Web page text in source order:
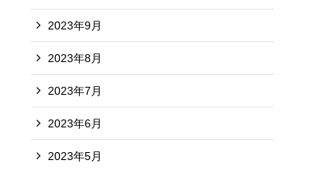
2023年9月
2023年8月
2023年7月
2023年6月
2023年5月